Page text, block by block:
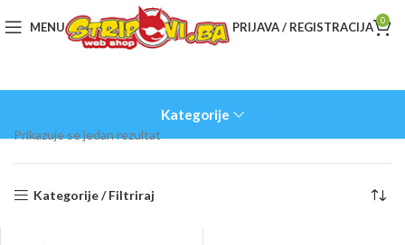
MENU PRIJAVA / REGISTRACIJA 0
Kategorije
Prikazuje se jedan rezultat
Kategorije / Filtriraj